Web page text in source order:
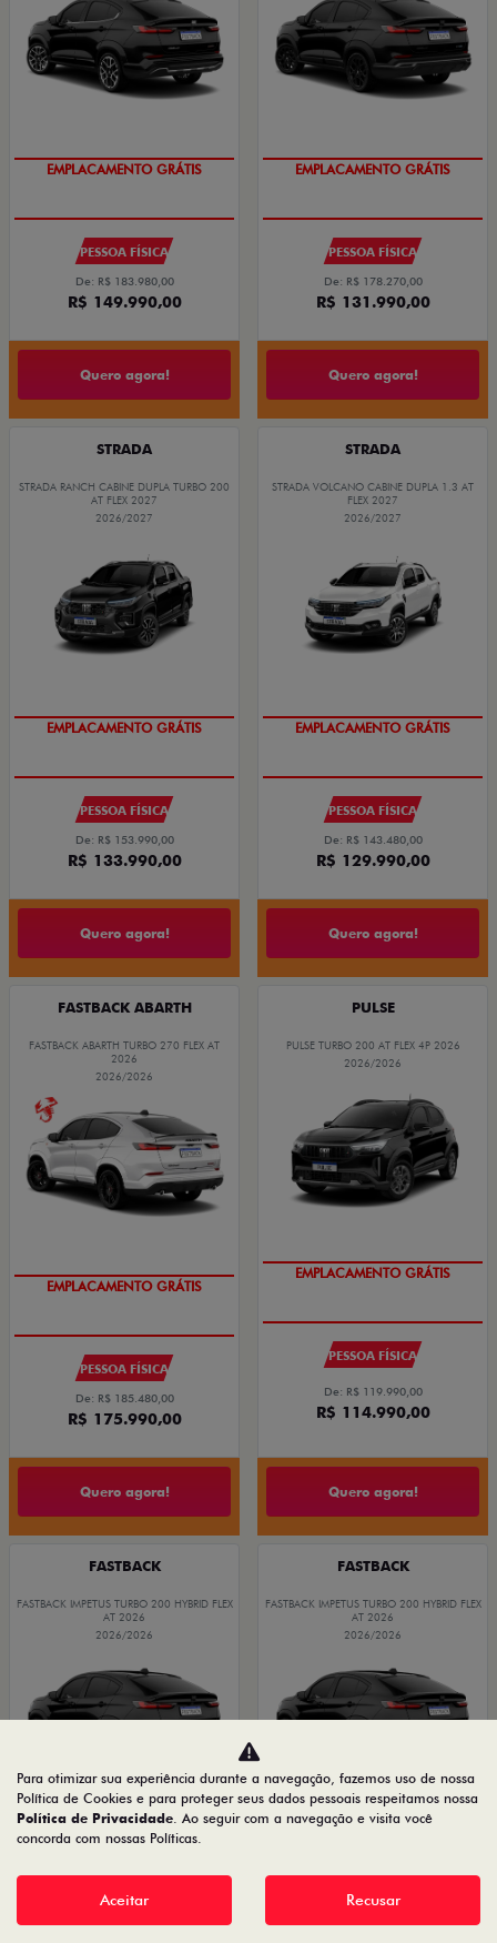
EMPLACAMENTO GRÁTIS
PESSOA FÍSICA
De: R$ 183.980,00
R$ 149.990,00
Quero agora!
EMPLACAMENTO GRÁTIS
PESSOA FÍSICA
De: R$ 178.270,00
R$ 131.990,00
Quero agora!
STRADA
STRADA RANCH CABINE DUPLA TURBO 200
AT FLEX 2027
2026/2027
EMPLACAMENTO GRÁTIS
PESSOA FÍSICA
De: R$ 153.990,00
R$ 133.990,00
Quero agora!
STRADA
STRADA VOLCANO CABINE DUPLA 1.3 AT
FLEX 2027
2026/2027
EMPLACAMENTO GRÁTIS
PESSOA FÍSICA
De: R$ 143.480,00
R$ 129.990,00
Quero agora!
FASTBACK ABARTH
FASTBACK ABARTH TURBO 270 FLEX AT
2026
2026/2026
EMPLACAMENTO GRÁTIS
PESSOA FÍSICA
De: R$ 185.480,00
R$ 175.990,00
Quero agora!
PULSE
PULSE TURBO 200 AT FLEX 4P 2026
2026/2026
EMPLACAMENTO GRÁTIS
PESSOA FÍSICA
De: R$ 119.990,00
R$ 114.990,00
Quero agora!
FASTBACK
FASTBACK IMPETUS TURBO 200 HYBRID FLEX
AT 2026
2026/2026
OPORTUNIDADE
PESSOA FÍSICA
FASTBACK
FASTBACK IMPETUS TURBO 200 HYBRID FLEX
AT 2026
2026/2026
PESSOA FÍSICA
Para otimizar sua experiência durante a navegação, fazemos uso de nossa
Política de Cookies e para proteger seus dados pessoais respeitamos nossa
Política de Privacidade. Ao seguir com a navegação e visita você
concorda com nossas Políticas.
Aceitar Recusar